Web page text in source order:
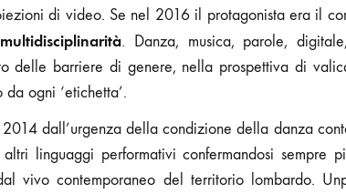
di video. Se nel 2016 il protagonista era il
multidisciplinarità. Danza, musica, parole,
delle barriere di genere, nella prospettiva di
ogni ‘etichetta’.
2014 dall’urgenza della condizione della danza
linguaggi performativi confermandosi sempre
vivo contemporaneo del territorio lombardo.